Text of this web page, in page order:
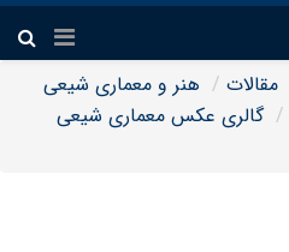
مقالات
هنر و معماری شیعی
گالری عکس معماری شیعی